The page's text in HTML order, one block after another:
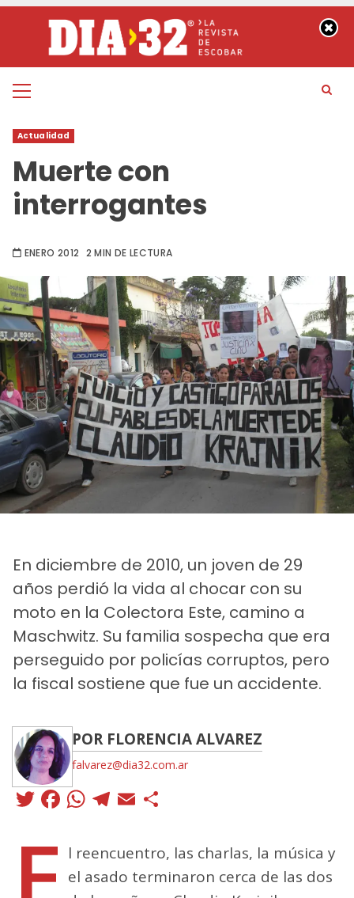
contenido
Menú
Actualidad
Muerte con
interrogantes
ENERO 2012 2 MIN DE LECTURA
En diciembre de 2010, un joven de 29
años perdió la vida al chocar con su
moto en la Colectora Este, camino a
Maschwitz. Su familia sospecha que era
perseguido por policías corruptos, pero
la fiscal sostiene que fue un accidente.
POR FLORENCIA ALVAREZ
falvarez@dia32.com.ar
Twitter
Facebook
WhatsApp
Telegram
Email
l reencuentro, las charlas, la música y
el asado terminaron cerca de las dos